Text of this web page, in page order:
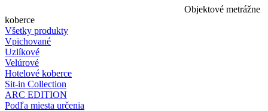
Objektové metrážne
koberce
Všetky produkty
Vpichované
Uzlíkové
Velúrové
Hotelové koberce
Sit-in Collection
ARC EDITION
Podľa miesta určenia